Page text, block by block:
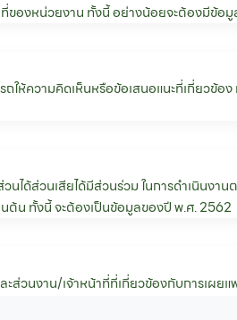
ที่ของหน่วยงาน ทั้งนี้ อย่างน้อยจะต้องมีข้อ
ห้ความคิดเห็นหรือข้อเสนอแนะที่เกี่ยวข้อ
ได้ส่วนเสียได้มีส่วนร่วม ในการดำเนินงา
ต้น ทั้งนี้ จะต้องเป็นข้อมูลของปี พ.ศ. 2562
ส่วนงาน/เจ้าหน้าที่ที่เกี่ยวข้องกับการเผย